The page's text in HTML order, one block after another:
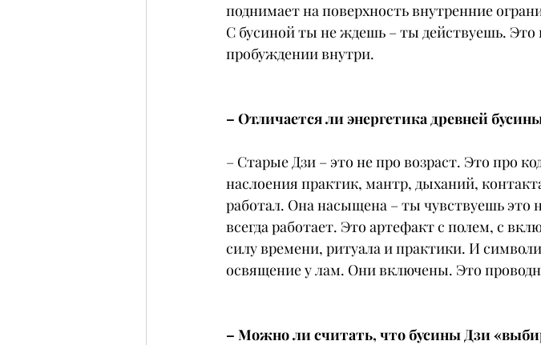
поднимает на поверхность внутренние
С бусиной ты не ждешь – ты действуешь. Это
пробуждении внутри.
– Отличается ли энергетика древней
– Старые Дзи – это не про возраст. Это про
наслоения практик, мантр, дыханий,
работал. Она насыщена – ты чувствуешь это
всегда работает. Это артефакт с полем, с
силу времени, ритуала и практики. И
освящение у лам. Они включены. Это
– Можно ли считать, что бусины Дзи